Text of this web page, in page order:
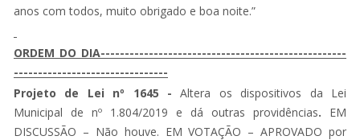
anos com todos, muito obrigado e boa noite.”
ORDEM DO DIA---------------------------------------------------
--------------------------------
Projeto de Lei nº 1645 - Altera os dispositivos da Lei
Municipal de nº 1.804/2019 e dá outras providências. EM
DISCUSSÃO – Não houve. EM VOTAÇÃO – APROVADO por